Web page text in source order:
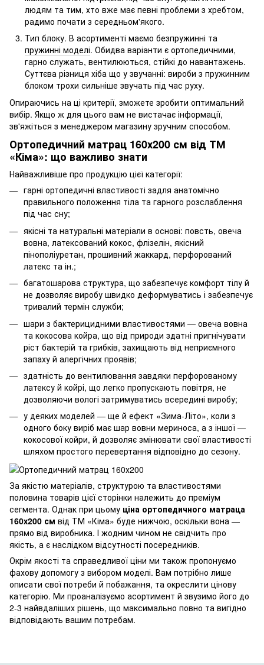
людям та тим, хто вже має певні проблеми з хребтом,
радимо почати з середньом'якого.
Тип блоку. В асортименті маємо безпружинні та
пружинні моделі. Обидва варіанти є ортопедичними,
гарно служать, вентилюються, стійкі до навантажень.
Суттєва різниця хіба що у звучанні: вироби з пружинним
блоком трохи сильніше звучать під час руху.
Опираючись на ці критерії, зможете зробити оптимальний
вибір. Якщо ж для цього вам не вистачає інформації,
зв'яжіться з менеджером магазину зручним способом.
Ортопедичний матрац 160х200 см від ТМ
«Кіма»: що важливо знати
Найважливіше про продукцію цієї категорії:
гарні ортопедичні властивості задля анатомічно
правильного положення тіла та гарного розслаблення
під час сну;
якісні та натуральні матеріали в основі: повсть, овеча
вовна, латексований кокос, флізелін, якісний
пінополіуретан, прошивний жаккард, перфорований
латекс та ін.;
багатошарова структура, що забезпечує комфорт тілу й
не дозволяє виробу швидко деформуватись і забезпечує
тривалий термін служби;
шари з бактерицидними властивостями — овеча вовна
та кокосова койра, що від природи здатні пригнічувати
ріст бактерій та грибків, захищають від неприємного
запаху й алергічних проявів;
здатність до вентилювання завдяки перфорованому
латексу й койрі, що легко пропускають повітря, не
дозволяючи вологі затримуватись всередині виробу;
у деяких моделей — ще й ефект «Зима-Літо», коли з
одного боку виріб має шар вовни мериноса, а з іншої —
кокосової койри, й дозволяє змінювати свої властивості
шляхом простого перевертання відповідно до сезону.
За якістю матеріалів, структурою та властивостями
половина товарів цієї сторінки належить до преміум
сегмента. Однак при цьому ціна ортопедичного матраца
160х200 см від ТМ «Кіма» буде нижчою, оскільки вона —
прямо від виробника. І жодним чином не свідчить про
якість, а є наслідком відсутності посередників.
Окрім якості та справедливої ціни ми також пропонуємо
фахову допомогу з вибором моделі. Вам потрібно лише
описати свої потреби й побажання, та окреслити цінову
категорію. Ми проаналізуємо асортимент й звузимо його до
2-3 найвдаліших рішень, що максимально повно та вигідно
відповідають вашим потребам.